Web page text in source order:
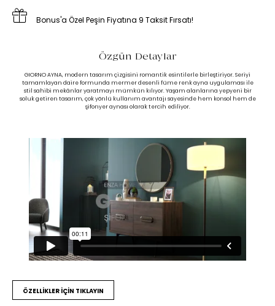
Bonus'a Özel Peşin Fiyatına 9 Taksit Fırsatı!
Özgün Detaylar
GIORNO AYNA, modern tasarım çizgisini romantik esintilerle birleştiriyor. Seriyi
tamamlayan daire formunda mermer desenli füme renk ayna uygulaması ile
stil sahibi mekânlar yaratmayı mümkün kılıyor. Yaşam alanlarına yepyeni bir
soluk getiren tasarım, çok yönlü kullanım avantajı sayesinde hem konsol hem de
şifonyer aynası olarak tercih ediliyor.
ÖZELLİKLER İÇİN TIKLAYIN